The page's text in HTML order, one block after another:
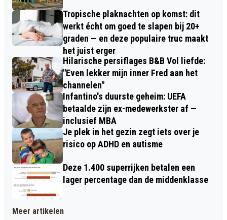
Tropische plaknachten op komst: dit
werkt écht om goed te slapen bij 20+
graden — en deze populaire truc maakt
het juist erger
Hilarische persiflages B&B Vol liefde:
"Even lekker mijn inner Fred aan het
channelen"
Infantino's duurste geheim: UEFA
betaalde zijn ex-medewerkster af —
inclusief MBA
Je plek in het gezin zegt iets over je
risico op ADHD en autisme
Deze 1.400 superrijken betalen een
lager percentage dan de middenklasse
Meer artikelen